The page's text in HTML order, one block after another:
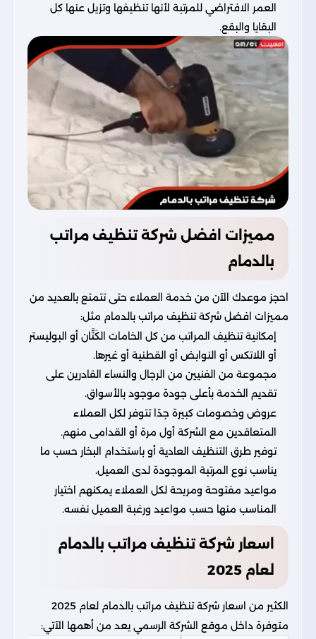
العمر الافتراضي للمرتبة لأنها تنظيفها وتزيل عنها كل
البقايا والبقع.
مميزات افضل شركة تنظيف مراتب
بالدمام
احجز موعدك الآن من خدمة العملاء حتى تتمتع بالعديد من
مميزات افضل شركة تنظيف مراتب بالدمام مثل:
إمكانية تنظيف المراتب من كل الخامات الكَتَّان أو البوليستر
أو اللاتكس أو النوابض أو القطنية أو غيرها.
مجموعة من الفنيين من الرجال والنساء القادرين على
تقديم الخدمة بأعلى جودة موجود بالأسواق.
عروض وخصومات كبيرة جدًا تتوفر لكل العملاء
المتعاقدين مع الشركة أول مرة أو القدامى منهم.
توفير طرق التنظيف العادية أو باستخدام البخار حسب ما
يناسب نوع المرتبة الموجودة لدى العميل.
مواعيد مفتوحة ومريحة لكل العملاء يمكنهم اختيار
المناسب منها حسب مواعيد ورغبة العميل نفسه.
اسعار شركة تنظيف مراتب بالدمام
لعام 2025
الكثير من اسعار شركة تنظيف مراتب بالدمام لعام 2025
متوفرة داخل موقع الشركة الرسمي يعد من أهمها الآتي: